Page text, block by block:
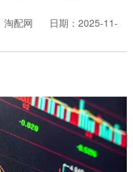
淘配网
日期：2025-11-